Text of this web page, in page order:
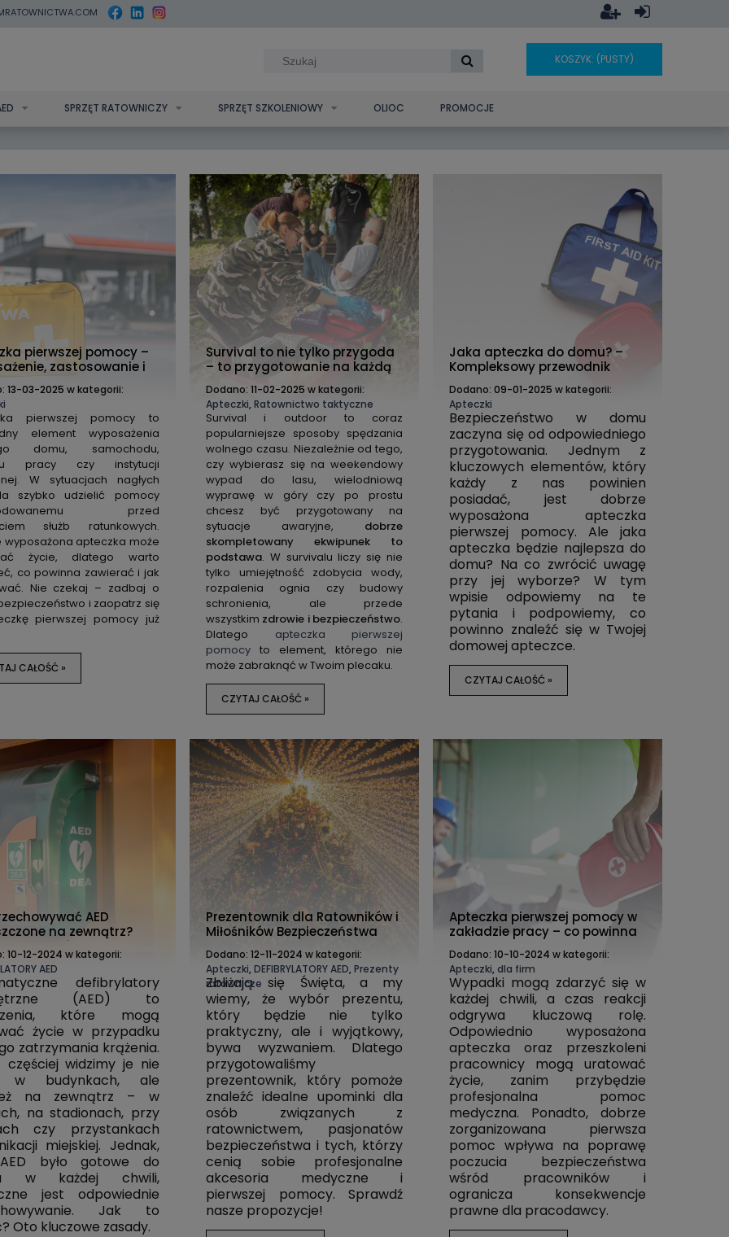
KOSZYK: (PUSTY)
SPRZĘT RATOWNICZY SPRZĘT SZKOLENIOWY OLIOC PROMOCJE
MATT AIRBUS PL - PLECAK Z
TWARDĄ SKORUPĄ
450,00 zł
regularna:500,00 zł
cena:500,00 zł
DIMATEX MATT AIRBUS CR - PLECAK Z
TWARDĄ SKORUPĄ
450,00 zł
Cena regularna:500,00 zł
Najniższa cena:
500,00 zł
DO KOSZYKA
FANTOM OSOBY DOROSŁEJ DO NAUKI
RKO Z GŁOWĄ DO INTUBACJI
NADGŁOŚNIOWEJ RESUSCI ANNE
QCPR 172-01260
14 900,00 zł
Cena regularna:
15 800,00 zł
Najniższa cena:
15 800,00 zł
DO KOSZYKA
pierwszej pomocy –
zastosowanie i
najlepszej apteczki
13-03-2025 w kategorii:
pierwszej pomocy to
element wyposażenia
domu, samochodu,
pracy czy instytucji
W sytuacjach nagłych
szybko udzielić pomocy
przed
służb ratunkowych.
wyposażona apteczka może
życie, dlatego warto
co powinna zawierać i jak
Nie czekaj – zadbaj o
i zaopatrz się
pierwszej pomocy już
CAŁOŚĆ »
Survival to nie tylko przygoda
– to przygotowanie na każdą
zabrać ze sobą?
Dodano:11-02-2025 w kategorii:
Apteczki,Ratownictwo taktyczne
Survival i outdoor to coraz
popularniejsze sposoby spędzania
wolnego czasu. Niezależnie od tego,
czy wybierasz się na weekendowy
wypad do lasu, wielodniową
wyprawę w góry czy po prostu
chcesz być przygotowany na
sytuacje awaryjne, dobrze
skompletowany ekwipunek to
podstawa. W survivalu liczy się nie
tylko umiejętność zdobycia wody,
rozpalenia ognia czy budowy
schronienia, ale przede
wszystkim zdrowie i bezpieczeństwo.
Dlatego apteczka pierwszej
pomocy to element, którego nie
może zabraknąć w Twoim plecaku.
CZYTAJ CAŁOŚĆ »
Jaka apteczka do domu? –
Kompleksowy przewodnik
Dodano:09-01-2025 w kategorii:
Apteczki
Bezpieczeństwo w domu
zaczyna się od odpowiedniego
przygotowania. Jednym z
kluczowych elementów, który
każdy z nas powinien
posiadać, jest dobrze
wyposażona apteczka
pierwszej pomocy. Ale jaka
apteczka będzie najlepsza do
domu? Na co zwrócić uwagę
przy jej wyborze? W tym
wpisie odpowiemy na te
pytania i podpowiemy, co
powinno znaleźć się w Twojej
domowej apteczce.
CZYTAJ CAŁOŚĆ »
AED
na zewnątrz?
wskazówki
10-12-2024 w kategorii:
AED
defibrylatory
(AED) to
które mogą
życie w przypadku
zatrzymania krążenia.
częściej widzimy je nie
w budynkach, ale
na zewnątrz – w
na stadionach, przy
czy przystankach
miejskiej. Jednak,
było gotowe do
w każdej chwili,
jest odpowiednie
Jak to
Oto kluczowe zasady.
Prezentownik dla Ratowników i
Miłośników Bezpieczeństwa
Dodano:12-11-2024 w kategorii:
Apteczki,DEFIBRYLATORY AED,Prezenty
ratownicze
Zbliżają się Święta, a my
wiemy, że wybór prezentu,
który będzie nie tylko
praktyczny, ale i wyjątkowy,
bywa wyzwaniem. Dlatego
przygotowaliśmy
prezentownik, który pomoże
znaleźć idealne upominki dla
osób związanych z
ratownictwem, pasjonatów
bezpieczeństwa i tych, którzy
cenią sobie profesjonalne
akcesoria medyczne i
pierwszej pomocy. Sprawdź
nasze propozycje!
Apteczka pierwszej pomocy w
zakładzie pracy – co powinna
Dodano:10-10-2024 w kategorii:
Apteczki,dla firm
Wypadki mogą zdarzyć się w
każdej chwili, a czas reakcji
odgrywa kluczową rolę.
Odpowiednio wyposażona
apteczka oraz przeszkoleni
pracownicy mogą uratować
życie, zanim przybędzie
profesjonalna pomoc
medyczna. Ponadto, dobrze
zorganizowana pierwsza
pomoc wpływa na poprawę
poczucia bezpieczeństwa
wśród pracowników i
ogranicza konsekwencje
prawne dla pracodawcy.